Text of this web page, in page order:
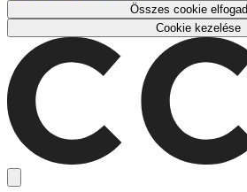
Összes cookie
Cookie kezelése